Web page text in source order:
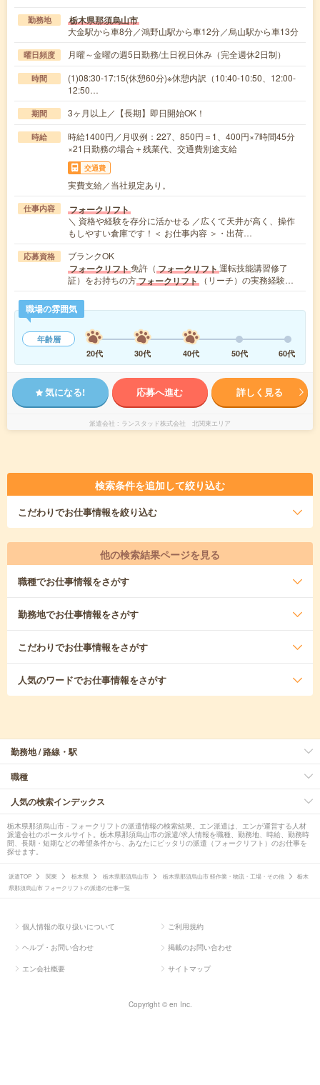
勤務地 栃木県那須烏山市
大金駅から車8分／鴻野山駅から車12分／烏山駅から車13分
曜日頻度 月曜～金曜の週5日勤務/土日祝日休み（完全週休2日制）
時間
(1)08:30-17:15(休憩60分)※休憩内訳（10:40-10:50、12:00-
12:50…
期間 3ヶ月以上／【長期】即日開始OK！
時給
時給1400円／月収例：227、850円＝1、400円×7時間45分
×21日勤務の場合＋残業代、交通費別途支給
交通費
実費支給／当社規定あり。
仕事内容 フォークリフト
＼ 資格や経験を存分に活かせる ／広くて天井が高く、操作
もしやすい倉庫です！＜ お仕事内容 ＞・出荷…
応募資格 ブランクOK
フォークリフト免許（ フォークリフト運転技能講習修了
証）をお持ちの方フォークリフト （リーチ）の実務経験…
職場の雰囲気
年齢層
20代
30代 40代 50代 60代
気になる! 応募へ進む 詳しく見る
派遣会社 ランスタッド株式会社 北関東エリア
検索条件を追加して絞り込む
こだわりでお仕事情報を絞り込む
他の検索結果ページを見る
職種でお仕事情報をさがす
勤務地でお仕事情報をさがす
こだわりでお仕事情報をさがす
人気のワードでお仕事情報をさがす
勤務地 / 路線・駅
職種
人気の検索インデックス
栃木県那須烏山市 - フォークリフトの派遣情報の検索結果。エン派遣は、エンが運営する人材
派遣会社のポータルサイト。栃木県那須烏山市の派遣/求人情報を職種、勤務地、時給、勤務時
間、長期・短期などの希望条件から、あなたにピッタリの派遣（フォークリフト）のお仕事を
探せます。
派遣TOP 関東 栃木県 栃木県那須烏山市 栃木県那須烏山市 軽作業・物流・工場・その他
栃木
県那須烏山市 フォークリフトの派遣の仕事一覧
個人情報の取り扱いについて ご利用規約
ヘルプ・お問い合わせ 掲載のお問い合わせ
エン会社概要 サイトマップ
Copyright © en Inc.